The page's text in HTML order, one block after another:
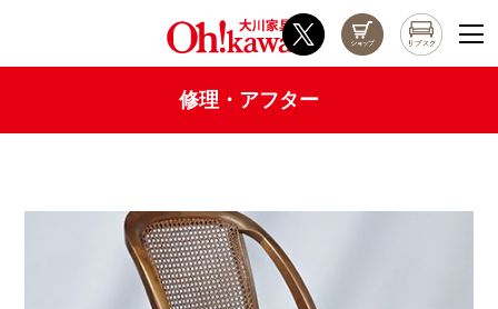
修理・アフター